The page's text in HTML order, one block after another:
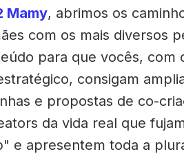
Mamy, abrimos os
com os mais diversos
para que vocês, com
consigam
e propostas de co-
da vida real que
e apresentem toda a